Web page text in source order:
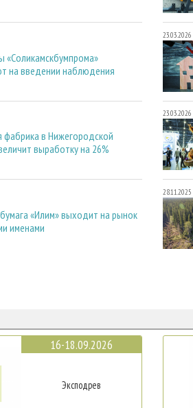
«Соликамскбумпрома»
на введении наблюдения
фабрика в Нижегородской
выработку на 26%
«Илим» выходит на рынок
именами
23.03.2026
23.03.2026
28.11.2025
16-18.09.2026
Эксподрев